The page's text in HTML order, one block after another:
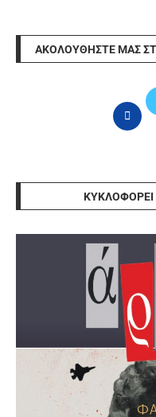
ΑΚΟΛΟΥΘΉΣΤΕ ΜΑΣ